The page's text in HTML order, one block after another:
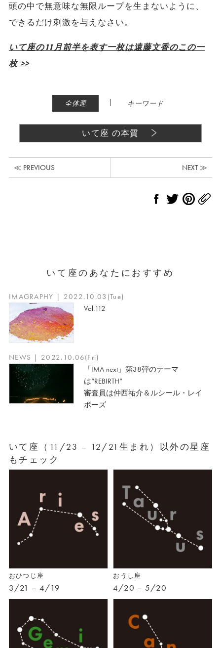
頭の中で無意味な無限ループを生まないように、
できるだけ刺激を与えなさい。
いて座の11月前半を表す一枚は遠藤文香のこの一
枚 >>
全体運 | キーワード
いて座 の本質
≪ PREVIOUS NEXT ≫
いて座のあなたにおすすめ
IMAGRAPHY | 2022.10.03(Tue)
Vol.112
NEWS | 2022.10.06(Fri)
「IMA next」第38弾のテーマ
は“REBIRTH”
審査員は仲西祐介＆ルシール・レイ
ボーズ
いて座（11/23 – 12/21生まれ）以外の星座
もチェック
おひつじ座
3/21 – 4/19
おうし座
4/20 – 5/20